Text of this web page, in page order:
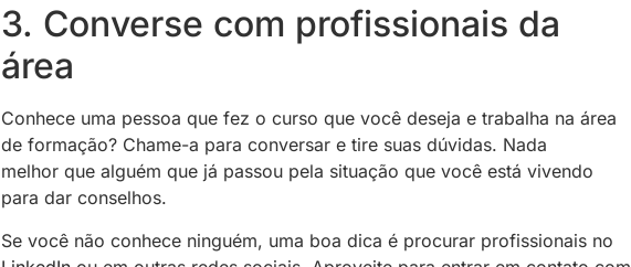
3. Converse com profissionais da
área
Conhece uma pessoa que fez o curso que você deseja e trabalha na área
de formação? Chame-a para conversar e tire suas dúvidas. Nada
melhor que alguém que já passou pela situação que você está vivendo
para dar conselhos.
Se você não conhece ninguém, uma boa dica é procurar profissionais no